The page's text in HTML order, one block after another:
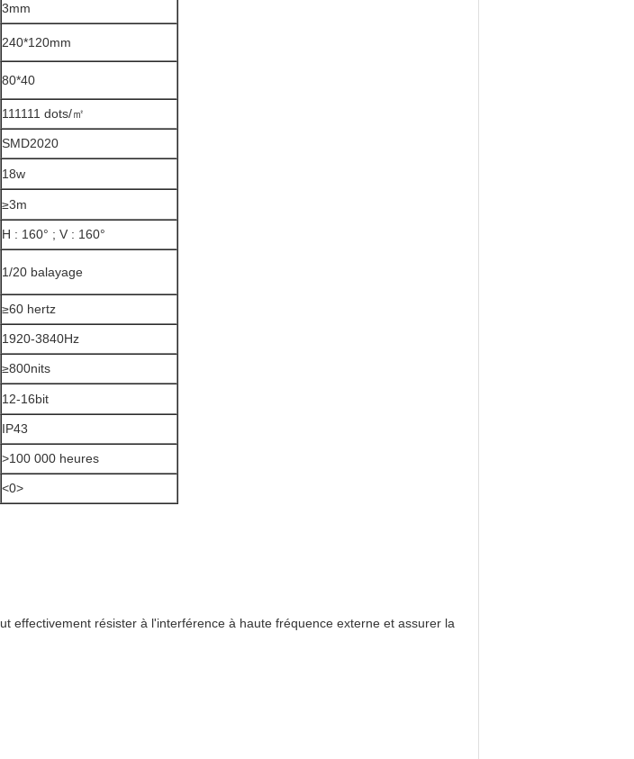
3mm
240*120mm
80*40
111111 dots/㎡
SMD2020
18w
≥3m
H : 160° ; V : 160°
1/20 balayage
≥60 hertz
1920-3840Hz
≥800nits
12-16bit
IP43
>100 000 heures
<0>
effectivement résister à l'interférence à haute fréquence externe et assurer la